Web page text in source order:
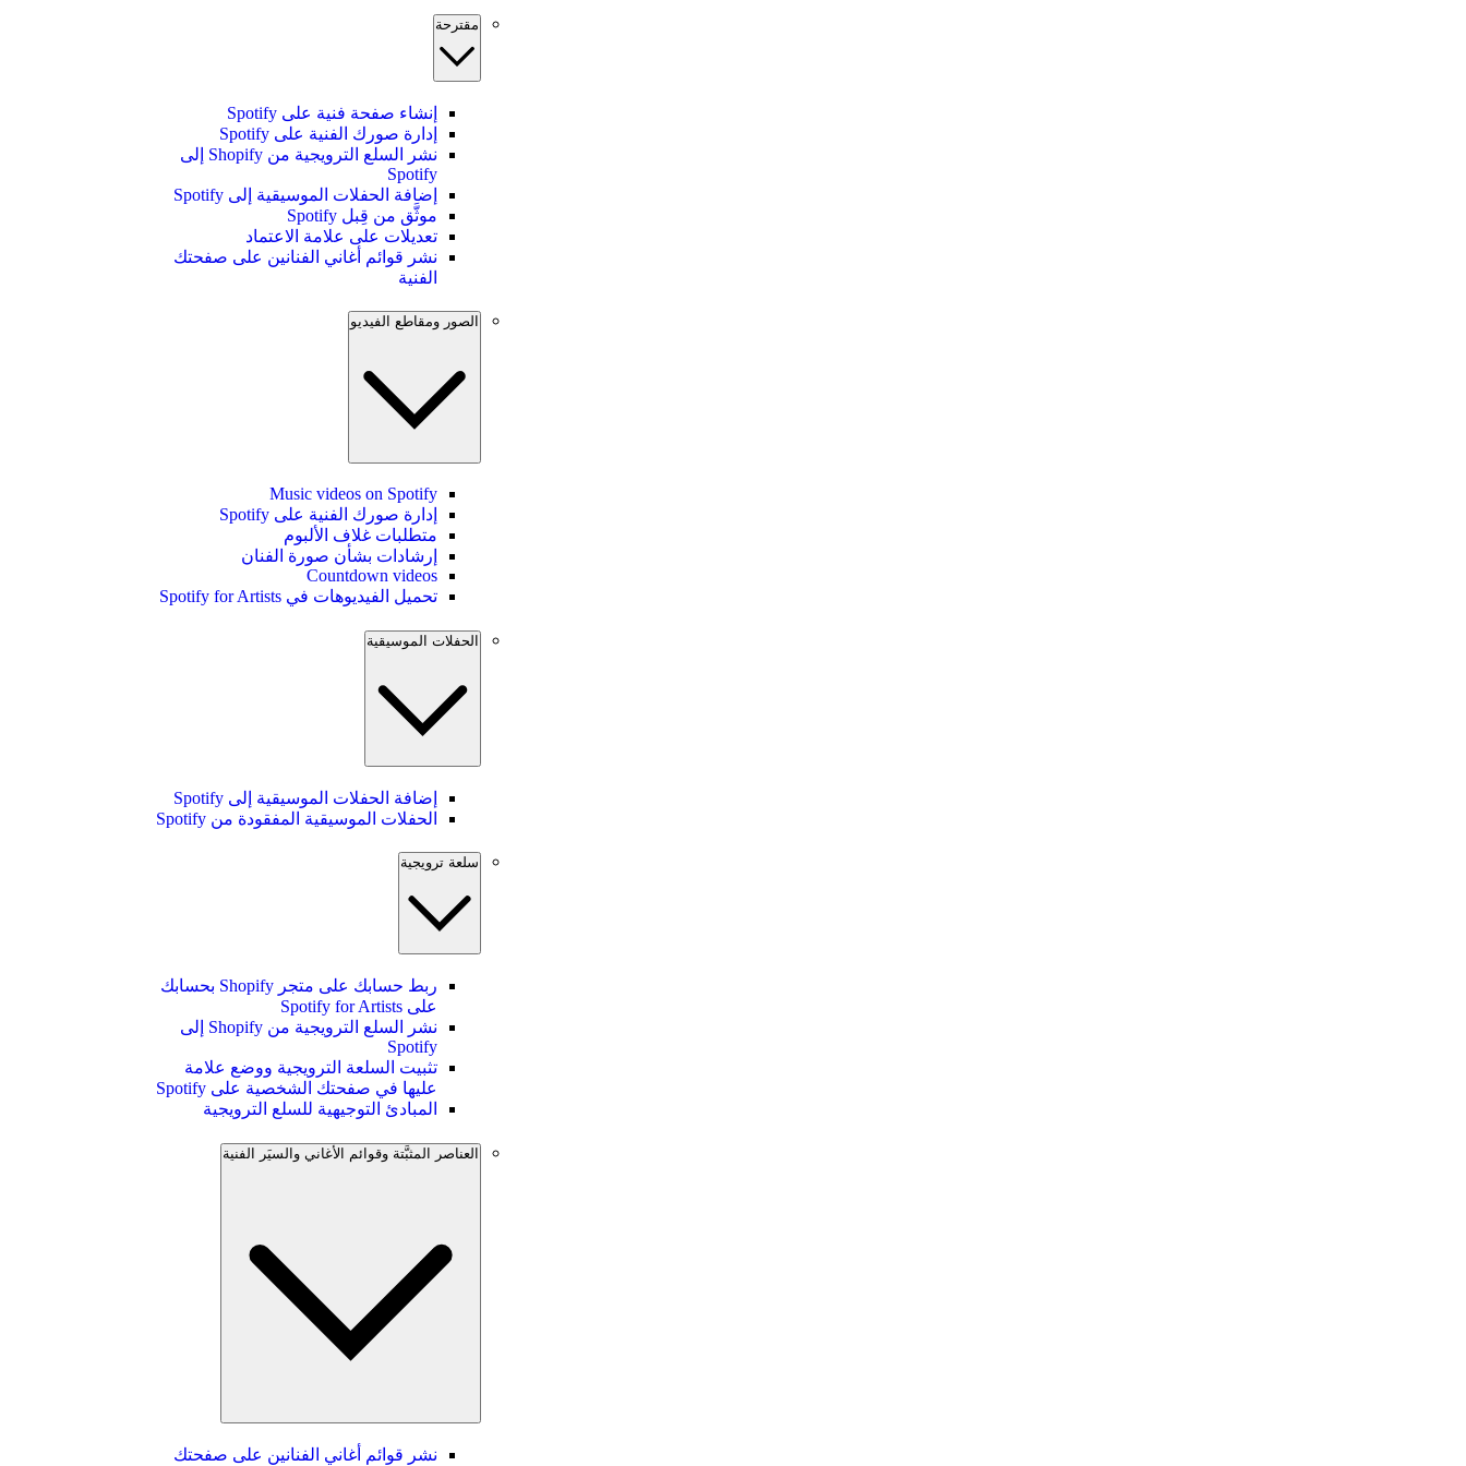
مقترحة
إنشاء صفحة فنية على Spotify
إدارة صورك الفنية على Spotify
نشر السلع الترويجية من Shopify إلى
Spotify
إضافة الحفلات الموسيقية إلى Spotify
موثَّق من قِبل Spotify
تعديلات على علامة الاعتماد
نشر قوائم أغاني الفنانين على صفحتك
الفنية
الصور ومقاطع الفيديو
Music videos on Spotify
إدارة صورك الفنية على Spotify
متطلبات غلاف الألبوم
إرشادات بشأن صورة الفنان
Countdown videos
تحميل الفيديوهات في Spotify for Artists
الحفلات الموسيقية
إضافة الحفلات الموسيقية إلى Spotify
الحفلات الموسيقية المفقودة من Spotify
سلعة ترويجية
ربط حسابك على متجر Shopify بحسابك
على Spotify for Artists
نشر السلع الترويجية من Shopify إلى
Spotify
تثبيت السلعة الترويجية ووضع علامة
عليها في صفحتك الشخصية على Spotify
المبادئ التوجيهية للسلع الترويجية
العناصر المثبَّتة وقوائم الأغاني والسيَر الفنية
نشر قوائم أغاني الفنانين على صفحتك